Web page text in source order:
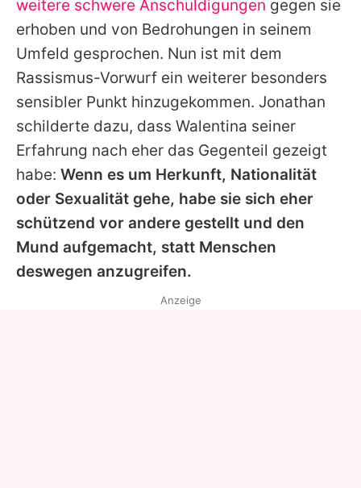
weitere schwere Anschuldigungen gegen sie
erhoben und von Bedrohungen in seinem
Umfeld gesprochen. Nun ist mit dem
Rassismus-Vorwurf ein weiterer besonders
sensibler Punkt hinzugekommen. Jonathan
schilderte dazu, dass Walentina seiner
Erfahrung nach eher das Gegenteil gezeigt
habe: Wenn es um Herkunft, Nationalität
oder Sexualität gehe, habe sie sich eher
schützend vor andere gestellt und den
Mund aufgemacht, statt Menschen
deswegen anzugreifen.
Anzeige